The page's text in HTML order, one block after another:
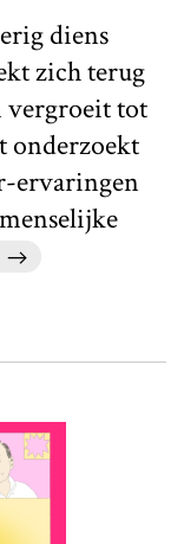
diens
zich terug
vergroeit tot
onderzoekt
ervaringen